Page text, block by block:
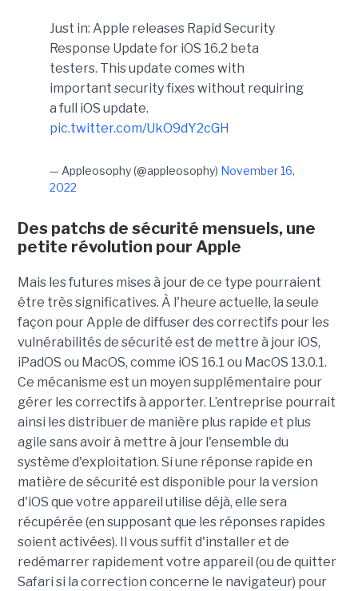
Just in: Apple releases Rapid Security
Response Update for iOS 16.2 beta
testers. This update comes with
important security fixes without requiring
a full iOS update.
pic.twitter.com/UkO9dY2cGH
— Appleosophy (@appleosophy) November 16,
2022
Des patchs de sécurité mensuels, une
petite révolution pour Apple
Mais les futures mises à jour de ce type pourraient
être très significatives. À l'heure actuelle, la seule
façon pour Apple de diffuser des correctifs pour les
vulnérabilités de sécurité est de mettre à jour iOS,
iPadOS ou MacOS, comme iOS 16.1 ou MacOS 13.0.1.
Ce mécanisme est un moyen supplémentaire pour
gérer les correctifs à apporter. L’entreprise pourrait
ainsi les distribuer de manière plus rapide et plus
agile sans avoir à mettre à jour l'ensemble du
système d'exploitation. Si une réponse rapide en
matière de sécurité est disponible pour la version
d'iOS que votre appareil utilise déjà, elle sera
récupérée (en supposant que les réponses rapides
soient activées). Il vous suffit d'installer et de
redémarrer rapidement votre appareil (ou de quitter
Safari si la correction concerne le navigateur) pour